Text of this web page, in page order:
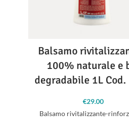
Balsamo
100% naturale e
degradabile 1L Cod.
€29.00
Balsamo rivitalizzante-